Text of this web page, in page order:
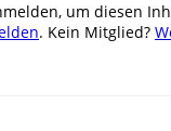
um diesen
. Kein Mitglied?